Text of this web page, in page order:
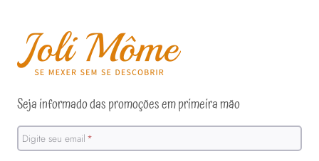
várias
variantes.
As
podem
ser
escolhidas
Seja informado das promoções em primeira mão
Digite seu email *